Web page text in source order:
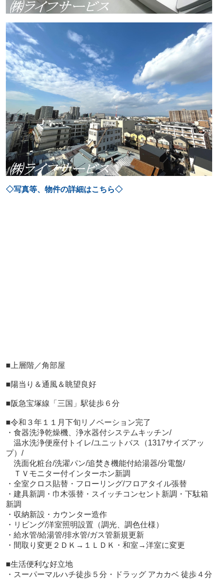
◇写真等、物件の詳細はこちら◇
■上層階／角部屋
■陽当り＆通風＆眺望良好
■阪急宝塚線「三国」駅徒歩６分
■令和３年１１月下旬リノベーション完了
・食器洗浄乾燥機、浄水器付システムキッチン/
温水洗浄便座付トイレ/ユニットバス（1317サイズアッ
プ）/
洗面化粧台/洗濯パン/追焚き機能付給湯器/分電盤/
ＴＶモニター付インターホン新調
・全室クロス貼替・フローリング/フロアタイル張替
・建具新調・巾木張替・スイッチコンセント新調・下駄箱
新調
・収納新設・カウンター造作
・リビング/洋室照明設置（調光、調色仕様）
・給水管/給湯管/排水管/ガス管新規更新
・間取り変更２ＤＫ→１ＬＤＫ・和室→洋室に変更
■生活便利な好立地
・スーパーマルハチ徒歩５分 ・ドラッグ アカカベ 徒歩４分